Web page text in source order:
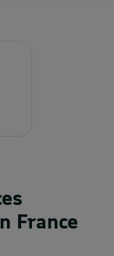
France